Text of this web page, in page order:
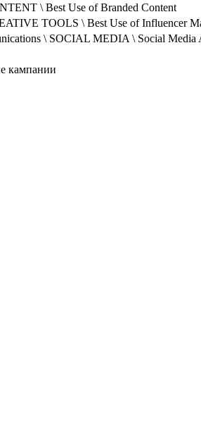
\ Best Use of Branded Content
TOOLS \ Best Use of Influencer
\ SOCIAL MEDIA \ Social Media
кампании